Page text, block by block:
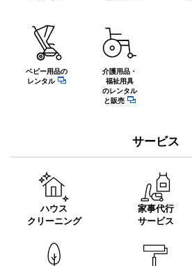
ベビー用品の
レンタル
介護用品・
福祉用具
のレンタル
と販売
サービス
ハウス
クリーニング
家事代行
サービス